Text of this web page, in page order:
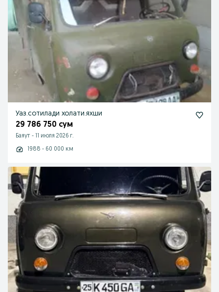
Уаз.сотилади холати.яхши
29 786 750 сум
Баяут - 11 июля 2026 г.
1988 - 60 000 км